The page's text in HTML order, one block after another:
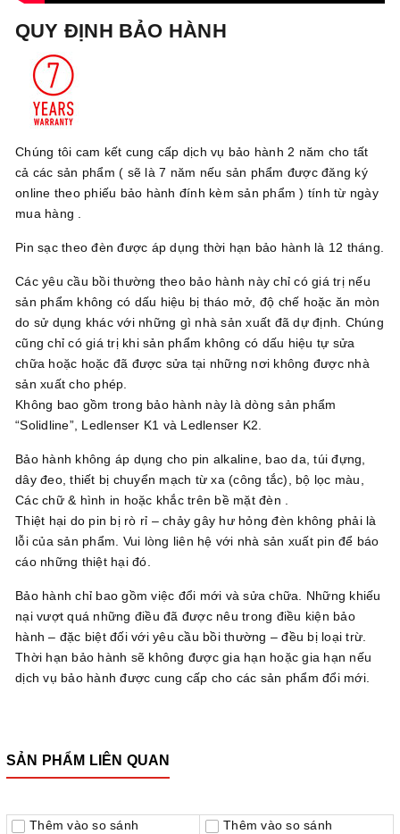
QUY ĐỊNH BẢO HÀNH
Chúng tôi cam kết cung cấp dịch vụ bảo hành 2 năm cho tất
cả các sản phẩm ( sẽ là 7 năm nếu sản phẩm được đăng ký
online theo phiếu bảo hành đính kèm sản phẩm ) tính từ ngày
mua hàng .
Pin sạc theo đèn được áp dụng thời hạn bảo hành là 12 tháng.
Các yêu cầu bồi thường theo bảo hành này chỉ có giá trị nếu
sản phẩm không có dấu hiệu bị tháo mở, độ chế hoặc ăn mòn
do sử dụng khác với những gì nhà sản xuất đã dự định. Chúng
cũng chỉ có giá trị khi sản phẩm không có dấu hiệu tự sửa
chữa hoặc hoặc đã được sửa tại những nơi không được nhà
sản xuất cho phép.
Không bao gồm trong bảo hành này là dòng sản phẩm
“Solidline”, Ledlenser K1 và Ledlenser K2.
Bảo hành không áp dụng cho pin alkaline, bao da, túi đựng,
dây đeo, thiết bị chuyển mạch từ xa (công tắc), bộ lọc màu,
Các chữ & hình in hoặc khắc trên bề mặt đèn .
Thiệt hại do pin bị rò rỉ – chảy gây hư hỏng đèn không phải là
lỗi của sản phẩm. Vui lòng liên hệ với nhà sản xuất pin để báo
cáo những thiệt hại đó.
Bảo hành chỉ bao gồm việc đổi mới và sửa chữa. Những khiếu
nại vượt quá những điều đã được nêu trong điều kiện bảo
hành – đặc biệt đối với yêu cầu bồi thường – đều bị loại trừ.
Thời hạn bảo hành sẽ không được gia hạn hoặc gia hạn nếu
dịch vụ bảo hành được cung cấp cho các sản phẩm đổi mới.
SẢN PHẨM LIÊN QUAN
Thêm vào so sánh Thêm vào so sánh